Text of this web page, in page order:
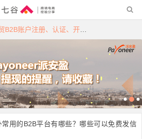
常用的B2B平台有哪些？哪些可以免费发信